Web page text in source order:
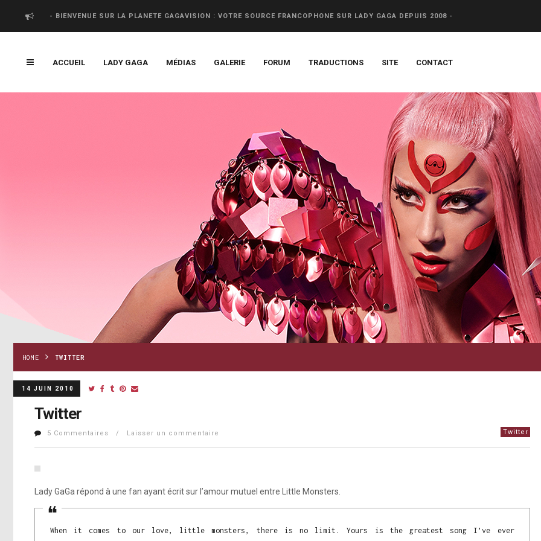
- BIENVENUE SUR LA PLANETE GAGAVISION : VOTRE SOURCE FRANCOPHONE SUR LADY GAGA DEPUIS 2008 -
ACCUEIL LADY GAGA MÉDIAS GALERIE FORUM TRADUCTIONS SITE CONTACT
HOME TWITTER
14 JUIN 2010
Twitter
5 Commentaires / Laisser un commentaire Twitter
Lady GaGa répond à une fan ayant écrit sur l’amour mutuel entre Little Monsters.
When it comes to our love, little monsters, there is no limit. Yours is the greatest song I’ve ever